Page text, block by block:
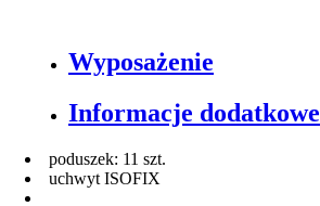
Wyposażenie
Informacje dodatkowe
poduszek: 11 szt.
uchwyt ISOFIX